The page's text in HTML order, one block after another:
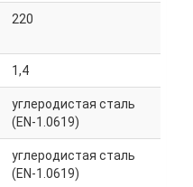
220
1,4
углеродистая сталь
(EN-1.0619)
углеродистая сталь
(EN-1.0619)